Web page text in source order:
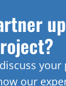
our